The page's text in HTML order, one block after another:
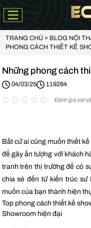
TRANG CHỦ» BLOG NỘI
PHONG CÁCH THIẾT KẾ
Những phong cách
04/03/25 119284
Đánh giá sản
Bất cứ ai cũng muốn thiết
để gây ấn tượng với khách
tranh trên thị trường để có
chia sẻ đến từ kiến trúc sư
muốn của bạn thành hiện
Top phong cách thiết kế
Showroom hiện đại